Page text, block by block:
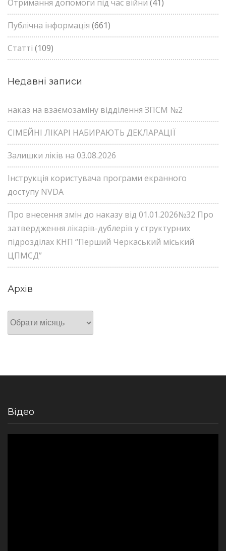
Отримання допомоги під час війни (41)
Публічна інформація (661)
Статті (109)
Недавні записи
наказ на взаємозаміну відділення ЗПСМ №2
СІМЕЙНІ ЛІКАРІ НАБИРАЮТЬ ДЕКЛАРАЦІЇ
Залишки ліків на 03.08.2026
Інструкція користувача програми екранного
доступу NVDA
Про внесення змін до наказу від 01.01.2026№32 Про
затвердження лікарів-дублерів у структурних
підрозділах КНП “Перший Черкаський міський
ЦПМСД”
Архів
Архів
Відео